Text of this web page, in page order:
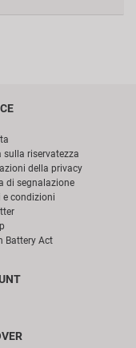
sulla riservatezza
della privacy
di segnalazione
e condizioni
Battery Act